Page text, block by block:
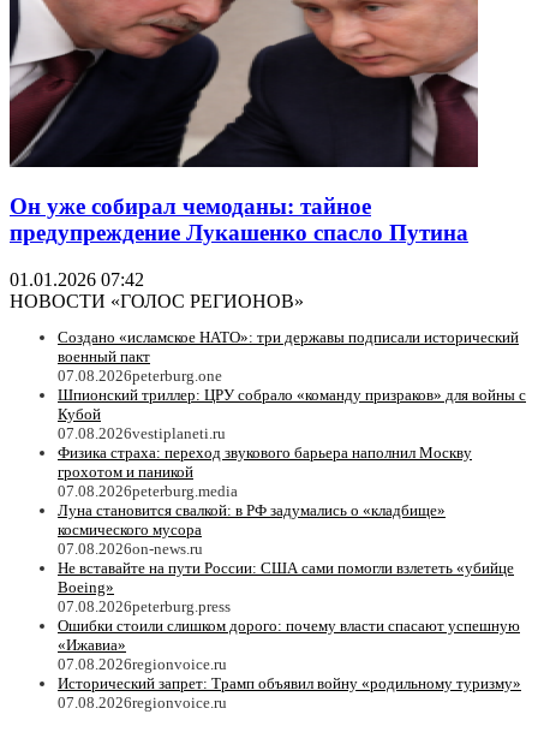
Он уже собирал чемоданы: тайное
предупреждение Лукашенко спасло Путина
01.01.2026 07:42
НОВОСТИ «ГОЛОС РЕГИОНОВ»
Создано «исламское НАТО»: три державы подписали исторический
военный пакт
07.08.2026peterburg.one
Шпионский триллер: ЦРУ собрало «команду призраков» для войны с
Кубой
07.08.2026vestiplaneti.ru
Физика страха: переход звукового барьера наполнил Москву
грохотом и паникой
07.08.2026peterburg.media
Луна становится свалкой: в РФ задумались о «кладбище»
космического мусора
07.08.2026on-news.ru
Не вставайте на пути России: США сами помогли взлететь «убийце
Boeing»
07.08.2026peterburg.press
Ошибки стоили слишком дорого: почему власти спасают успешную
«Ижавиа»
07.08.2026regionvoice.ru
Исторический запрет: Трамп объявил войну «родильному туризму»
07.08.2026regionvoice.ru